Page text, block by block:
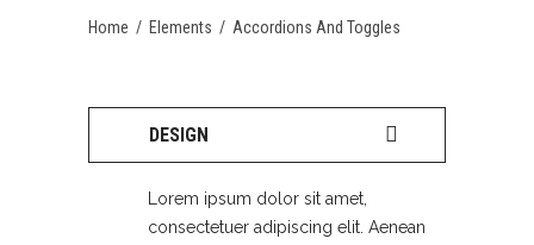
Home / Elements / Accordions And Toggles
DESIGN
Lorem ipsum dolor sit amet,
consectetuer adipiscing elit. Aenean